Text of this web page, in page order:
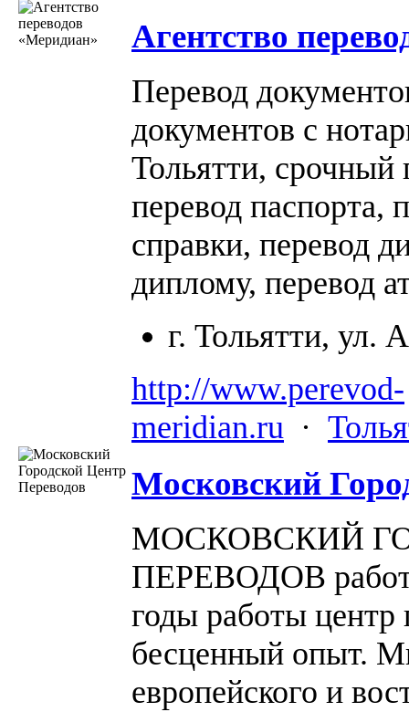
Агентство
Перевод
документов с
Тольятти, срочный
перевод паспорта,
справки, перевод
диплому, перевод
г. Тольятти, ул.
http://www.perevod-
meridian.ru ·
Московский
МОСКОВСКИЙ
ПЕРЕВОДОВ
годы работы центр
бесценный опыт.
европейского и